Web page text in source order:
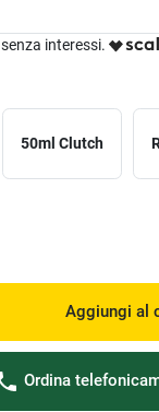
senza interessi.
50ml Clutch
Aggiungi al
Ordina